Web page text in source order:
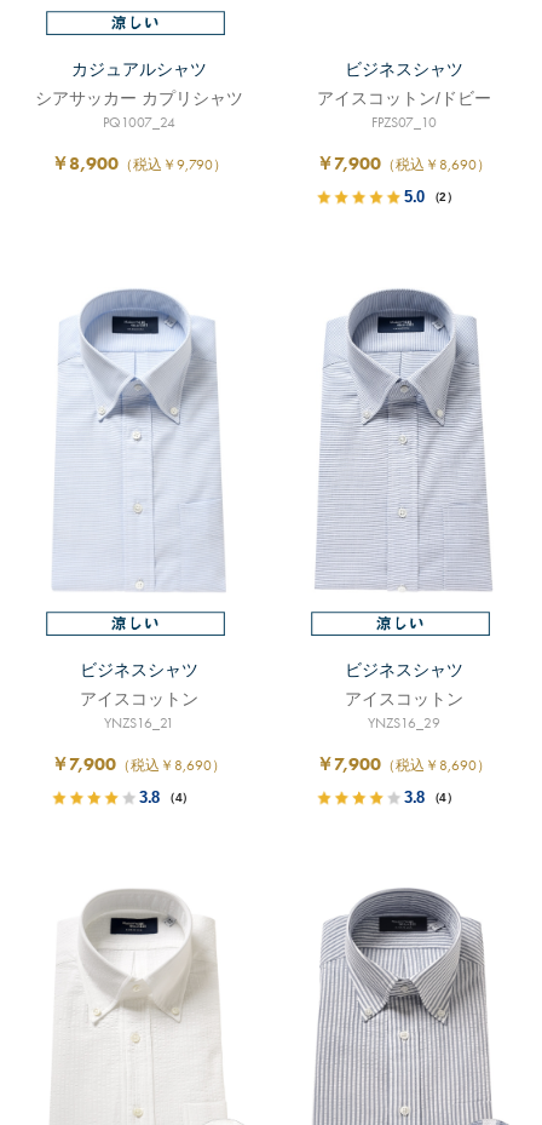
カジュアルシャツ
シアサッカー カプリシャツ
PQ1007_24
￥8,900（税込￥9,790）
ビジネスシャツ
アイスコットン/ドビー
FPZS07_10
￥7,900 （税込￥8,690）
5.0 （2）
ビジネスシャツ
アイスコットン
YNZS16_21
￥7,900 （税込￥8,690）
3.8 （4）
ビジネスシャツ
アイスコットン
YNZS16_29
￥7,900 （税込￥8,690）
3.8 （4）